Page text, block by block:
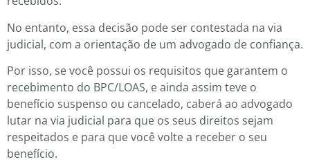
No entanto, essa decisão pode ser contestada na via
judicial, com a orientação de um advogado de confiança.
Por isso, se você possui os requisitos que garantem o
recebimento do BPC/LOAS, e ainda assim teve o
benefício suspenso ou cancelado, caberá ao advogado
lutar na via judicial para que os seus direitos sejam
respeitados e para que você volte a receber o seu
benefício.